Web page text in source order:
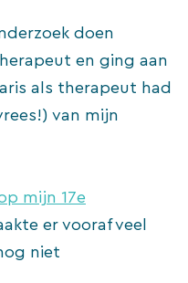
doen
en ging aan
als therapeut had
van mijn
mijn 17e
er vooraf veel
niet